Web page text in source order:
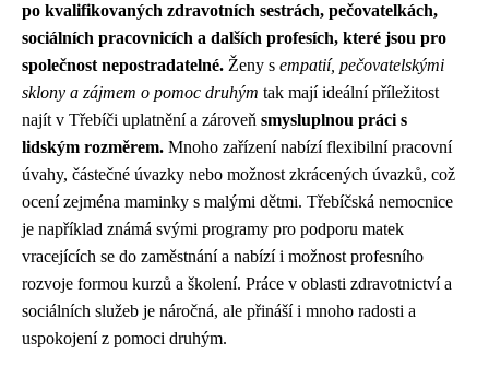
po kvalifikovaných zdravotních sestrách, pečovatelkách,
sociálních pracovnicích a dalších profesích, které jsou pro
společnost nepostradatelné. Ženy s empatií, pečovatelskými
sklony a zájmem o pomoc druhým tak mají ideální příležitost
najít v Třebíči uplatnění a zároveň smysluplnou práci s
lidským rozměrem. Mnoho zařízení nabízí flexibilní pracovní
úvahy, částečné úvazky nebo možnost zkrácených úvazků, což
ocení zejména maminky s malými dětmi. Třebíčská nemocnice
je například známá svými programy pro podporu matek
vracejících se do zaměstnání a nabízí i možnost profesního
rozvoje formou kurzů a školení. Práce v oblasti zdravotnictví a
sociálních služeb je náročná, ale přináší i mnoho radosti a
uspokojení z pomoci druhým.